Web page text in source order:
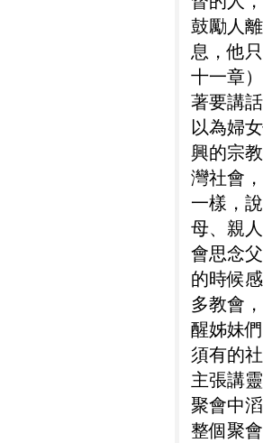
鼓勵人
息，他
十一章
著要講
以為婦
興的宗
灣社會
一樣，
母、親
會思念
的時候
多教會
醒姊妹
須有的
主張講
聚會中
整個聚